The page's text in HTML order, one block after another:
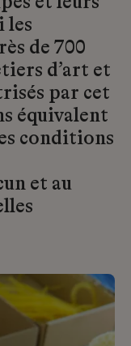
les
de 700
d’art et
par cet
équivalent
conditions
et au